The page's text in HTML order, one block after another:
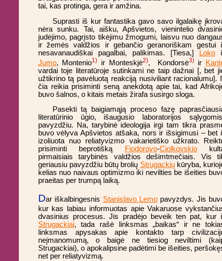
tai, kas protinga, gera ir amžina.
Suprasti iš kur fantastika gavo savo ilgalaikę
nėra sunku. Tai, aišku, Apšvietos, vienintelio
judėjimo, pagrįsto tikėjimu žmogumi, laisvu nuo
ir žemės valdžios ir gebančio geranoriškam gestui
nesavanaudiškai pagalbai, palikimas. [Tiesa,]
Loko
Jumo, Montenio1) ir Monteskjė2), Kondorsė3)ir
vardai toje literatūroje sutinkami ne taip dažnai [, bet
užtikrino tą pavėluotą reakciją nusiviliant racionalumu].
čia reikia prisiminti seną anekdotą apie tai, kad
buvo šalnos, o kitais metais žirafa susirgo sloga.
Pasekti tą baigiamąją proceso fazę
literatūrinio ūgio, išaugusio laboratorijos
pavyzdžiu. Na, tarybinė ideologija irgi tam tikra
buvo vėlyva Apšvietos atšaka, nors ir išsigimusi – bet
izoliuota nuo reliatyvizmo vakarietiško užkrato.
prisiminti beprotišką
Fiodorovo-Ciolkovskio
pirmaisiais tarybinės valdžios dešimtmečiais. Vis
geriausiu pavyzdžiu būtų brolių Strugackiųkūryba,
kelias nuo naivaus optimizmo iki nevilties be išeities
praeitas per trumpą laiką.
Dar iškalbingesnis Stanislavo Lemopavyzdys. Jis
kur kas labiau informuotas apie Vakaruose
dvasinius procesus. Jis pradėjo beveik ten pat, kur
Strugackiai, tada rašė linksmas „baikas“ ir ne
linksmas apysakas apie kontakto tarp
neįmanomumą, o baigė ne tiesiog neviltimi
Strugackiai), o apokalipsine padėtimi be išeities,
net per reliatyvizmą.